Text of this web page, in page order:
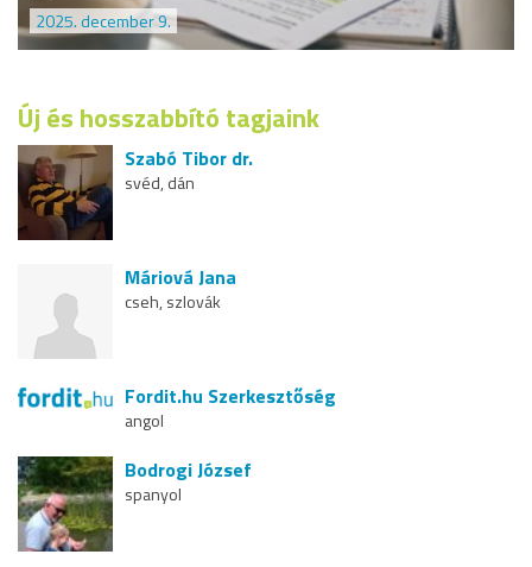
2025. december 9.
Új és hosszabbító tagjaink
Szabó Tibor dr.
svéd, dán
Máriová Jana
cseh, szlovák
Fordit.hu Szerkesztőség
angol
Bodrogi József
spanyol